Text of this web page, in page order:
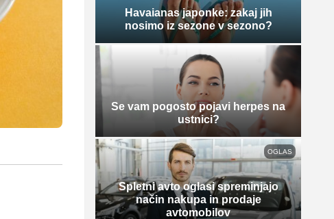
Havaianas japonke: zakaj jih
nosimo iz sezone v sezono?
Se vam pogosto pojavi herpes na
ustnici?
OGLAS
Spletni avto oglasi spreminjajo
način nakupa in prodaje
avtomobilov